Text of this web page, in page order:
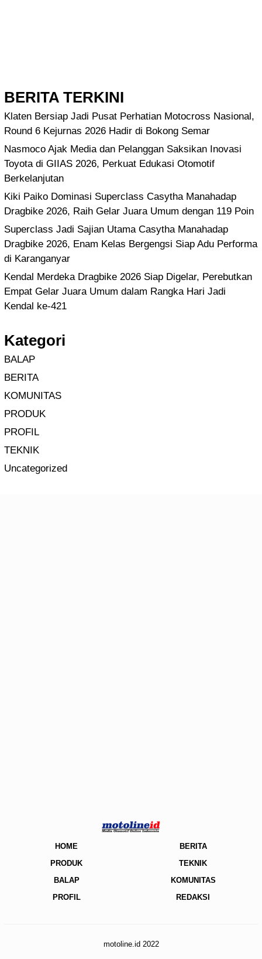
BERITA TERKINI
Klaten Bersiap Jadi Pusat Perhatian Motocross Nasional,
Round 6 Kejurnas 2026 Hadir di Bokong Semar
Nasmoco Ajak Media dan Pelanggan Saksikan Inovasi
Toyota di GIIAS 2026, Perkuat Edukasi Otomotif
Berkelanjutan
Kiki Paiko Dominasi Superclass Casytha Manahadap
Dragbike 2026, Raih Gelar Juara Umum dengan 119 Poin
Superclass Jadi Sajian Utama Casytha Manahadap
Dragbike 2026, Enam Kelas Bergengsi Siap Adu Performa
di Karanganyar
Kendal Merdeka Dragbike 2026 Siap Digelar, Perebutkan
Empat Gelar Juara Umum dalam Rangka Hari Jadi
Kendal ke-421
Kategori
BALAP
BERITA
KOMUNITAS
PRODUK
PROFIL
TEKNIK
Uncategorized
HOME
BERITA
PRODUK
TEKNIK
BALAP
KOMUNITAS
PROFIL
REDAKSI
motoline.id 2022